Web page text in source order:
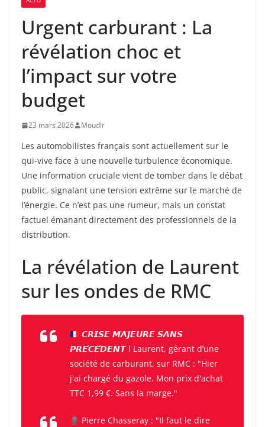
Urgent carburant : La
révélation choc et
l’impact sur votre
budget
23 mars 2026 Moudir
Les automobilistes français sont actuellement sur le
qui-vive face à une nouvelle turbulence économique.
Une information cruciale vient de tomber dans le débat
public, signalant une tension extrême sur le marché de
l’énergie. Ce n’est pas une rumeur, mais un constat
factuel émanant directement des professionnels de la
distribution.
La révélation de Laurent
sur les ondes de RMC
𝘾𝙍𝙄𝙎𝙀 𝙈𝘼𝙅𝙀𝙐𝙍𝙀 𝙎𝘼𝙉𝙎
𝙋𝙍𝙀́𝘾𝙀́𝘿𝙀𝙉𝙏 l Laurent, gérant d’une
société de carburant, sur RMC : "Hier
j'ai chargé du gazole. Mon prix d'achat
TTC 1,99 €. Sans la marge."
Pierre Chasseray : "Il faut le dire